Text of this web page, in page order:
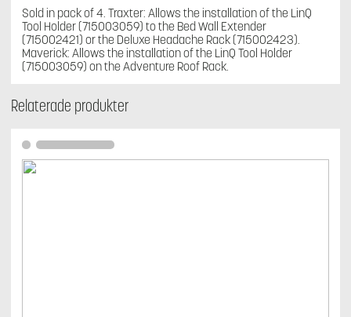
Sold in pack of 4. Traxter: Allows the installation of the LinQ
Tool Holder (715003059) to the Bed Wall Extender
(715002421) or the Deluxe Headache Rack (715002423).
Maverick: Allows the installation of the LinQ Tool Holder
(715003059) on the Adventure Roof Rack.
Relaterade produkter